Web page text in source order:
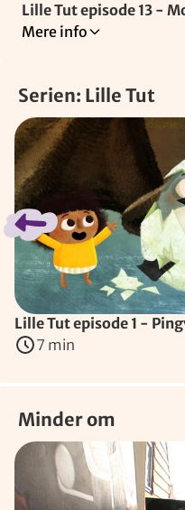
Lille Tut episode 13 -
Mere info
Instruktører:
Maria Mac Dalland&
( Danmark , 2024
Serien: Lille Tut
Spring bånd over
Lille Tut episode 1 -
7 min
Minder om
Spring bånd over